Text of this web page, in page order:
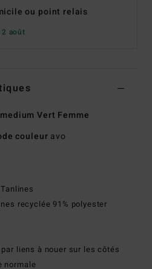
ou point relais
août
Vert Femme
couleur avo
recyclée 91% polyester
liens à nouer sur les côtés
normale